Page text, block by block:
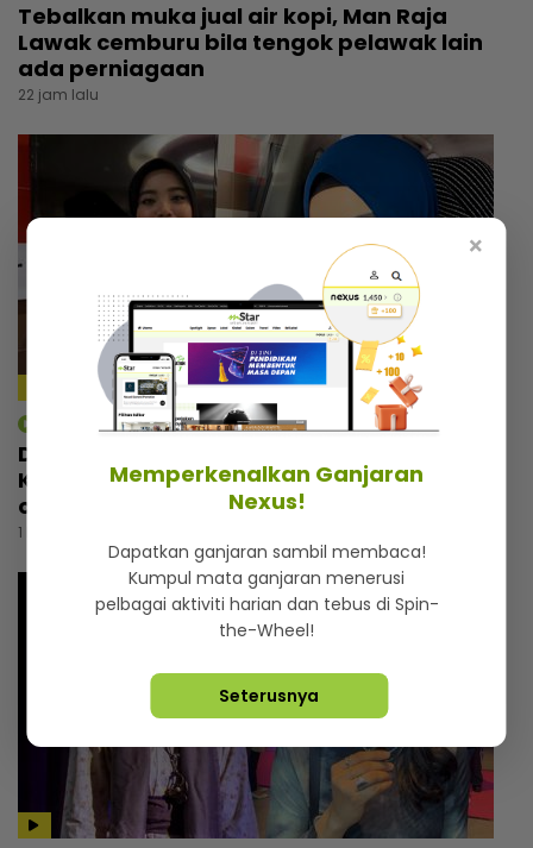
Tebalkan muka jual air kopi, Man Raja
Lawak cemburu bila tengok pelawak lain
ada perniagaan
22 jam lalu
mStar | Berita
Dikecam kerana status ibu tunggal, Ayu
Kepoh pilih abaikan... “Kadang-kadang
orang cakap patutlah bercerai”
1 hari lalu
×
Memperkenalkan Ganjaran
Nexus!
Dapatkan ganjaran sambil membaca!
Kumpul mata ganjaran menerusi
pelbagai aktiviti harian dan tebus di Spin-
the-Wheel!
Seterusnya